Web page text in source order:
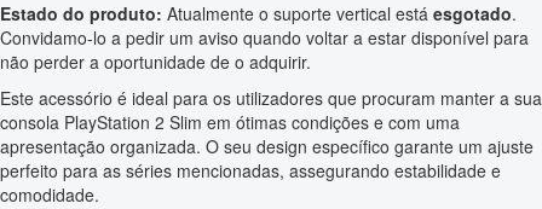
Estado do produto: Atualmente o suporte vertical está esgotado.
Convidamo-lo a pedir um aviso quando voltar a estar disponível para
não perder a oportunidade de o adquirir.
Este acessório é ideal para os utilizadores que procuram manter a sua
consola PlayStation 2 Slim em ótimas condições e com uma
apresentação organizada. O seu design específico garante um ajuste
perfeito para as séries mencionadas, assegurando estabilidade e
comodidade.